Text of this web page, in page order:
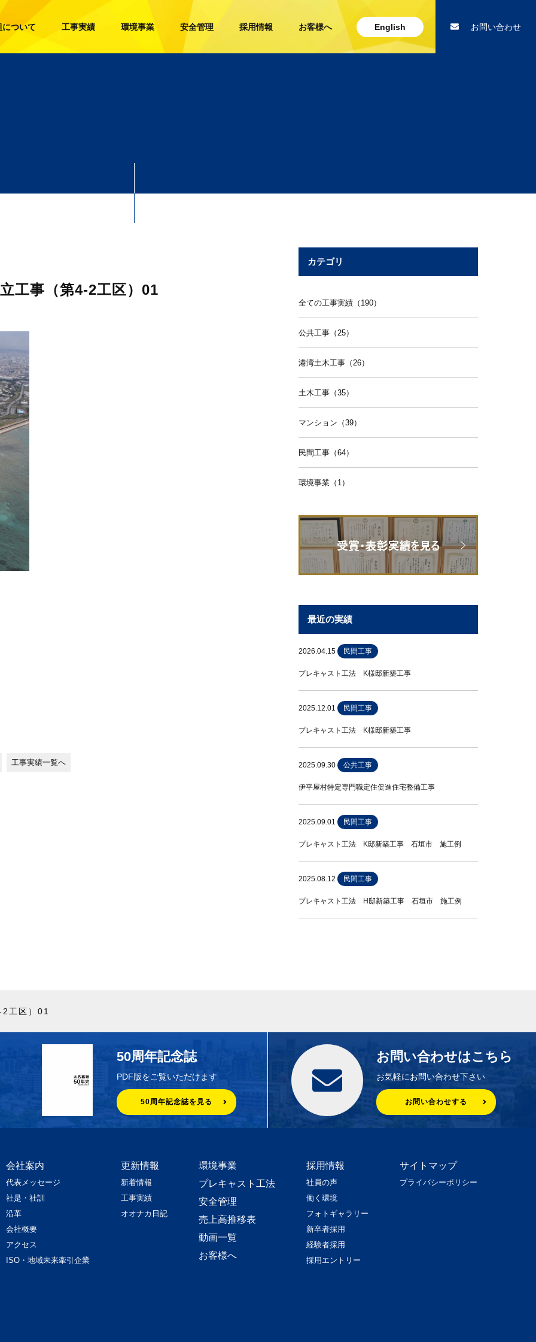
ついて 工事実績 環境事業 安全管理 採用情報 お客様へ English お問い合わせ
工事（第4-2工区）01
工事実績一覧へ
カテゴリ
全ての工事実績（190）
公共工事（25）
港湾土木工事（26）
土木工事（35）
マンション（39）
民間工事（64）
環境事業（1）
最近の実績
2026.04.15 民間工事
プレキャスト工法 K様邸新築工事
2025.12.01 民間工事
プレキャスト工法 K様邸新築工事
2025.09.30 公共工事
伊平屋村特定専門職定住促進住宅整備工事
2025.09.01 民間工事
プレキャスト工法 K邸新築工事 石垣市 施工例
2025.08.12 民間工事
プレキャスト工法 H邸新築工事 石垣市 施工例
工区）01
50周年記念誌
PDF版をご覧いただけます
50周年記念誌を見る
お問い合わせはこちら
お気軽にお問い合わせ下さい
お問い合わせする
会社案内
代表メッセージ
社是・社訓
沿革
会社概要
アクセス
ISO・地域未来牽引企業
更新情報
新着情報
工事実績
オオナカ日記
環境事業
プレキャスト工法
安全管理
売上高推移表
動画一覧
お客様へ
採用情報
社員の声
働く環境
フォトギャラリー
新卒者採用
経験者採用
採用エントリー
サイトマップ
プライバシーポリシー